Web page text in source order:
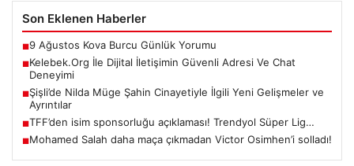
Son Eklenen Haberler
■9 Ağustos Kova Burcu Günlük Yorumu
■Kelebek.Org İle Dijital İletişimin Güvenli Adresi Ve Chat
Deneyimi
■Şişli’de Nilda Müge Şahin Cinayetiyle İlgili Yeni Gelişmeler ve
Ayrıntılar
■TFF’den isim sponsorluğu açıklaması! Trendyol Süper Lig…
■Mohamed Salah daha maça çıkmadan Victor Osimhen’i solladı!